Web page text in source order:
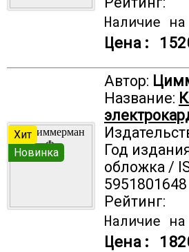
Наличие
Цена:
Новинка
Хит
Автор:
Название:
Год
обложка /
Рейтинг:
Наличие
Цена: